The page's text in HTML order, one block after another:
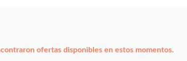
ofertas disponibles en estos momentos.